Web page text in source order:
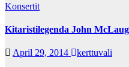
Konsertit
Kitaristilegenda John
April 29, 2014
kerttuvali